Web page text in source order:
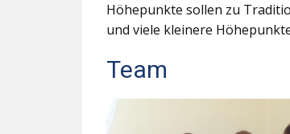
Höhepunkte sollen zu
und viele kleinere
Team